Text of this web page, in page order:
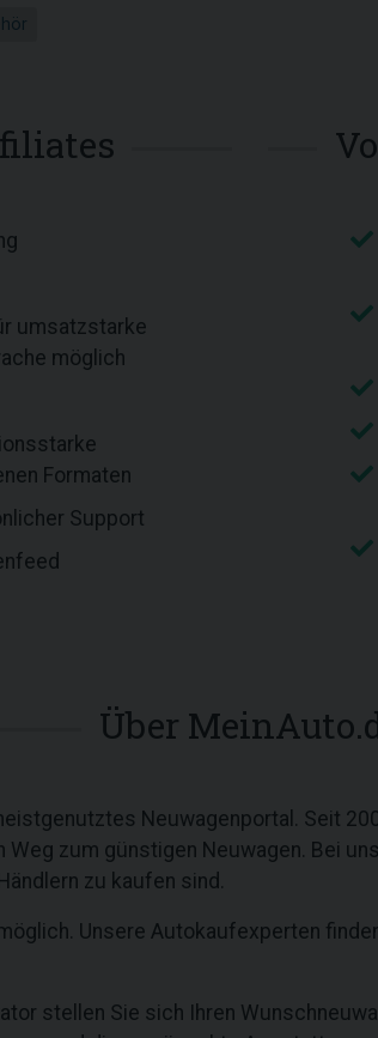
umsatzstarke
möglich
Formaten
Support
Über
Neuwagenportal. Seit
Weg zum günstigen Neuwagen. Bei
zu kaufen sind.
Unsere Autokaufexperten
stellen Sie sich Ihren